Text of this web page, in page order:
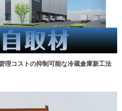
理コストの抑制可能な冷蔵倉庫新工法